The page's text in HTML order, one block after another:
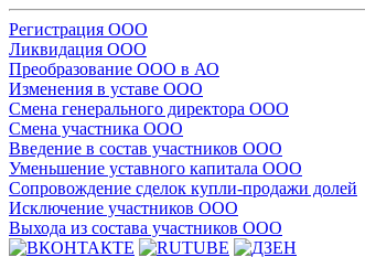
Регистрация ООО
Ликвидация ООО
Преобразование ООО в АО
Изменения в уставе ООО
Смена генерального директора ООО
Смена участника ООО
Введение в состав участников ООО
Уменьшение уставного капитала ООО
Сопровождение сделок купли-продажи долей
Исключение участников ООО
Выхода из состава участников ООО